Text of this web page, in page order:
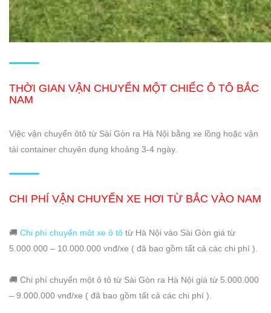
THỜI GIAN VẬN CHUYỂN MỘT CHIẾC Ô TÔ BẮC
NAM
Việc vận chuyển ôtô từ Sài Gòn ra Hà Nội bằng xe lồng hoặc vận
tải container chuyên dụng khoảng 3-4 ngày.
CHI PHÍ VẬN CHUYỂN XE HƠI TỪ BẮC VÀO NAM
🚚 Chi phí chuyển môt xe ô tô từ Hà Nội vào Sài Gòn giá từ
5.000.000 – 10.000.000 vnđ/xe ( đã bao gồm tất cả các chi phí ).
🚚 Chi phí chuyển một ô tô từ Sài Gòn ra Hà Nội giá từ 5.000.000
– 9.000.000 vnđ/xe ( đã bao gồm tất cả các chi phí ).